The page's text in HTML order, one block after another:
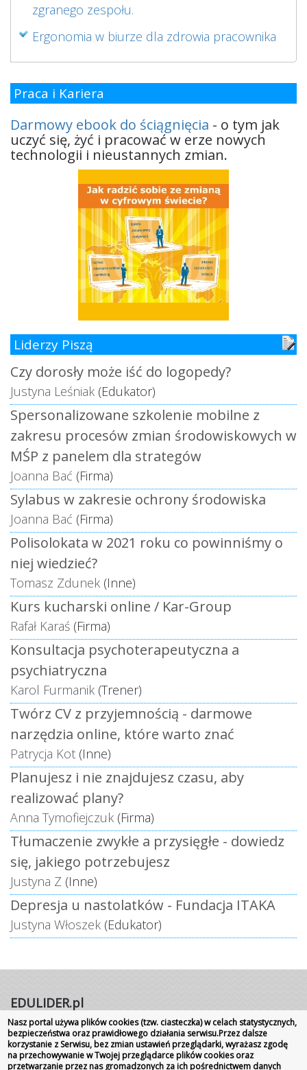
zgranego zespołu.
Ergonomia w biurze dla zdrowia pracownika
Praca i Kariera
Darmowy ebook do ściągnięcia - o tym jak
uczyć się, żyć i pracować w erze nowych
technologii i nieustannych zmian.
Liderzy Piszą
Czy dorosły może iść do logopedy?
Justyna Leśniak (Edukator)
Spersonalizowane szkolenie mobilne z
zakresu procesów zmian środowiskowych w
MŚP z panelem dla strategów
Joanna Bać (Firma)
Sylabus w zakresie ochrony środowiska
Joanna Bać (Firma)
Polisolokata w 2021 roku co powinniśmy o
niej wiedzieć?
Tomasz Zdunek (Inne)
Kurs kucharski online / Kar-Group
Rafał Karaś (Firma)
Konsultacja psychoterapeutyczna a
psychiatryczna
Karol Furmanik (Trener)
Twórz CV z przyjemnością - darmowe
narzędzia online, które warto znać
Patrycja Kot (Inne)
Planujesz i nie znajdujesz czasu, aby
realizować plany?
Anna Tymofiejczuk (Firma)
Tłumaczenie zwykłe a przysięgłe - dowiedz
się, jakiego potrzebujesz
Justyna Z (Inne)
Depresja u nastolatków - Fundacja ITAKA
Justyna Włoszek (Edukator)
EDULIDER.pl
Portal internetowy | Rok założenia 2008
Wszelkie prawa zastrzeżone|Kontakt Promocja
szkoły
Nasz portal używa plików cookies (tzw. ciasteczka) w celach statystycznych,
bezpieczeństwa oraz prawidłowego działania serwisu.Przez dalsze
korzystanie z Serwisu, bez zmian ustawień przeglądarki, wyrażasz zgodę
na przechowywanie w Twojej przeglądarce plików cookies oraz
przetwarzanie przez nas gromadzonych za ich pośrednictwem danych